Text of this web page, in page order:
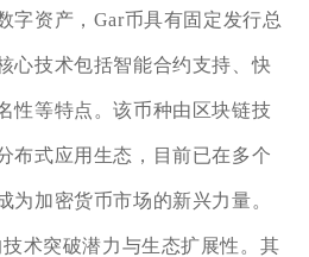
字资产，Gar币具有固定发行总
心技术包括智能合约支持、快
性等特点。该币种由区块链技
布式应用生态，目前已在多个
为加密货币市场的新兴力量。
术突破潜力与生态扩展性。其